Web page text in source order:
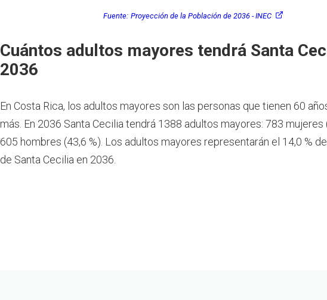
Fuente: Proyección de la Población de 2036 - INEC
Cuántos adultos mayores tendrá Santa
2036
En Costa Rica, los adultos mayores son las personas que tienen 60
más. En 2036 Santa Cecilia tendrá 1388 adultos mayores: 783 mujeres
605 hombres (43,6 %). Los adultos mayores representarán el 14,0 %
de Santa Cecilia en 2036.